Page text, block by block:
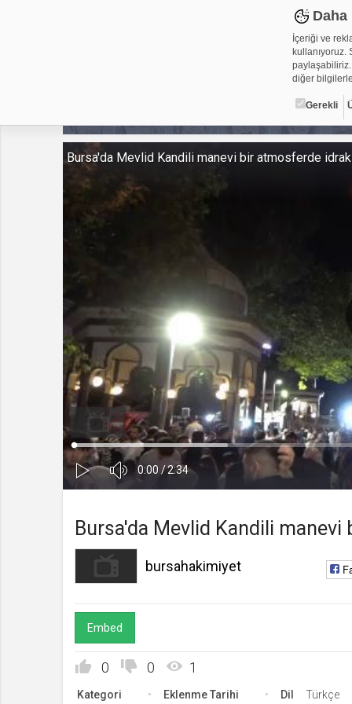
İçeriği ve
kullanıyoruz.
paylaşabiliriz.
diğer
Gerekli
Çerez
Çerezler,
metin
alanlar için
Üçüncü
Oynat
Ses
Kapa
Süre
0:00/Toplam
2:34
Yüklendi:
0%
Yükleniyor:
0%
bursahakimiyet
Kanala Katıl
Bursa'da Mevlid Kandili manevi bir atmosferde
Bursa'da Mevlid Kandili
bursahakimiyet
Embed
0 0 1
Kategori Eklenme Tarihi Dil Türkçe